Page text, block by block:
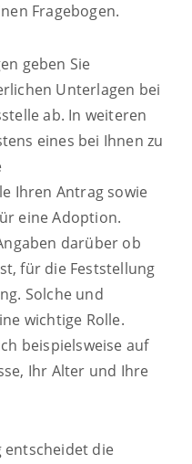
Fragebogen.
geben Sie
Unterlagen bei
ab. In weiteren
eines bei Ihnen zu
Ihren Antrag sowie
eine Adoption.
darüber ob
für die Feststellung
Solche und
wichtige Rolle.
beispielsweise auf
Ihr Alter und Ihre
entscheidet die